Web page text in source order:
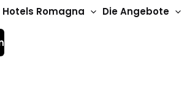
Hotels Romagna Die Angebote